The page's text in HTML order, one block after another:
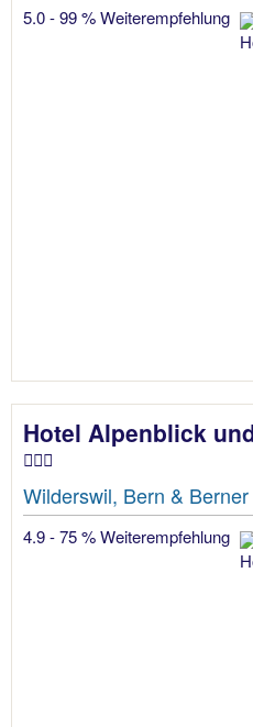
5.0 - 99 % Weiterempfehlung
Hotel Alpenblick
Wilderswil, Bern &
4.9 - 75 % Weiterempfehlung